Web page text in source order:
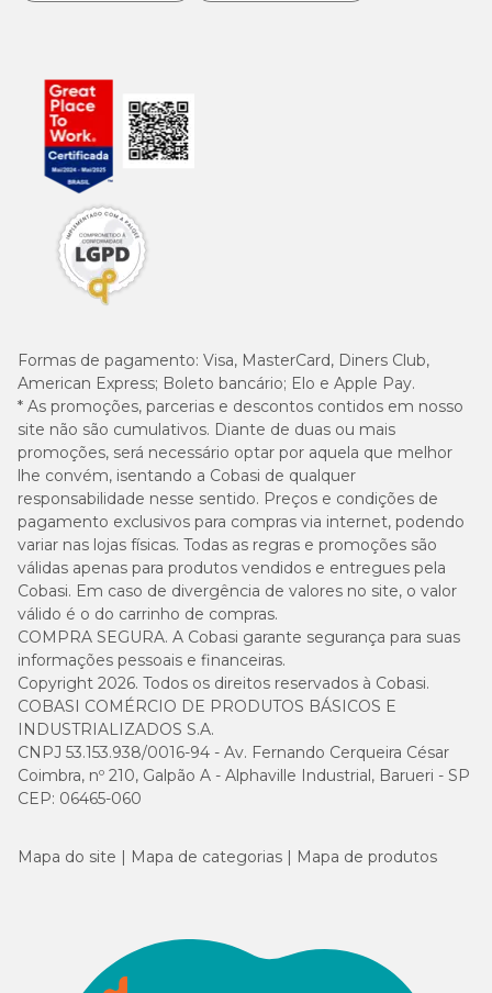
Formas de pagamento: Visa, MasterCard, Diners Club,
American Express; Boleto bancário; Elo e Apple Pay.
* As promoções, parcerias e descontos contidos em nosso
site não são cumulativos. Diante de duas ou mais
promoções, será necessário optar por aquela que melhor
lhe convém, isentando a Cobasi de qualquer
responsabilidade nesse sentido. Preços e condições de
pagamento exclusivos para compras via internet, podendo
variar nas lojas físicas. Todas as regras e promoções são
válidas apenas para produtos vendidos e entregues pela
Cobasi. Em caso de divergência de valores no site, o valor
válido é o do carrinho de compras.
COMPRA SEGURA. A Cobasi garante segurança para suas
informações pessoais e financeiras.
Copyright 2026. Todos os direitos reservados à Cobasi.
COBASI COMÉRCIO DE PRODUTOS BÁSICOS E
INDUSTRIALIZADOS S.A.
CNPJ 53.153.938/0016-94 - Av. Fernando Cerqueira César
Coimbra, nº 210, Galpão A - Alphaville Industrial, Barueri - SP
CEP: 06465-060
Mapa do site Mapa de categorias Mapa de produtos